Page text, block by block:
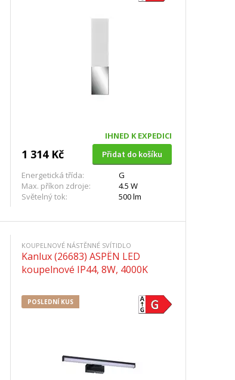
IHNED K EXPEDICI
1 314 Kč
Přidat do košíku
Energetická třída:
G
Max. příkon zdroje:
4.5 W
Světelný tok:
500 lm
KOUPELNOVÉ NÁSTĚNNÉ SVÍTIDLO
Kanlux (26683) ASPËN LED
koupelnové IP44, 8W, 4000K
POSLEDNÍ KUS